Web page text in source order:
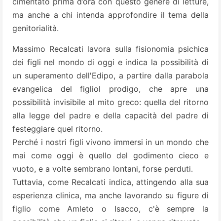
ma anche a chi intenda approfondire il tema della
genitorialità.
Massimo Recalcati lavora sulla fisionomia psichica
dei figli nel mondo di oggi e indica la possibilità di
un superamento dell'Edipo, a partire dalla parabola
evangelica del figliol prodigo, che apre una
possibilità invisibile al mito greco: quella del ritorno
alla legge del padre e della capacità del padre di
festeggiare quel ritorno.
Perché i nostri figli vivono immersi in un mondo che
mai come oggi è quello del godimento cieco e
vuoto, e a volte sembrano lontani, forse perduti.
Tuttavia, come Recalcati indica, attingendo alla sua
esperienza clinica, ma anche lavorando su figure di
figlio come Amleto o Isacco, c'è sempre la